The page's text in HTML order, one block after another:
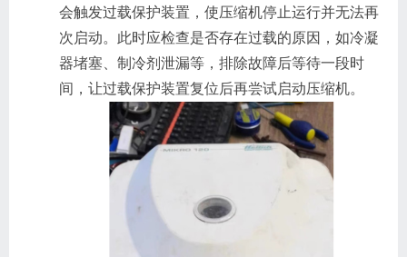
会触发过载保护装置，使压缩机停止运行并无法再
次启动。此时应检查是否存在过载的原因，如冷凝
器堵塞、制冷剂泄漏等，排除故障后等待一段时
间，让过载保护装置复位后再尝试启动压缩机。